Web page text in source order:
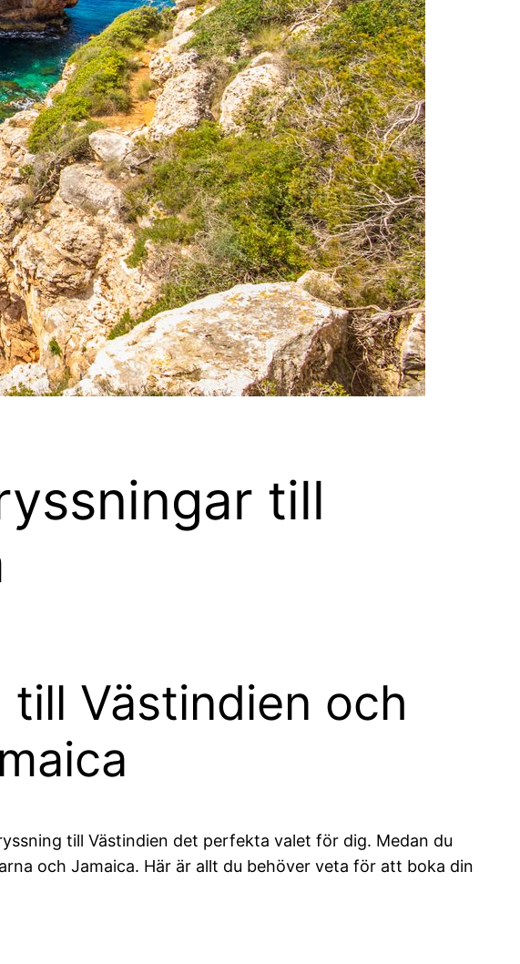
till
Västindien och
till Västindien det perfekta valet för dig. Medan du
och Jamaica. Här är allt du behöver veta för att boka din